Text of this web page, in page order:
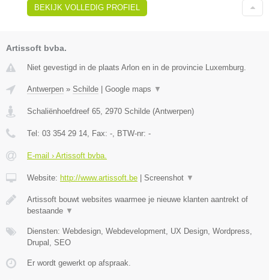
BEKIJK VOLLEDIG PROFIEL
Artissoft bvba.
Niet gevestigd in de plaats Arlon en in de provincie Luxemburg.
Antwerpen » Schilde Google maps ▼
Schaliënhoefdreef 65, 2970 Schilde (Antwerpen)
Tel: 03 354 29 14, Fax: -, BTW-nr: -
E-mail › Artissoft bvba.
Website: http://www.artissoft.be Screenshot ▼
Artissoft bouwt websites waarmee je nieuwe klanten aantrekt of
bestaande ▼
Diensten: Webdesign, Webdevelopment, UX Design, Wordpress,
Drupal, SEO
Er wordt gewerkt op afspraak.